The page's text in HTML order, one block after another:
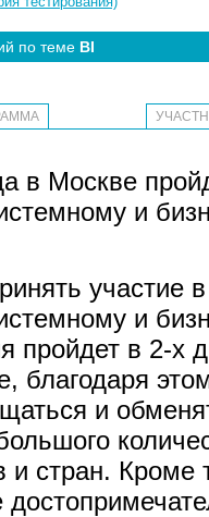
по теме BI
в Москве
и
участие
и
пройдет в 2-х
благодаря
и
и стран. Кроме